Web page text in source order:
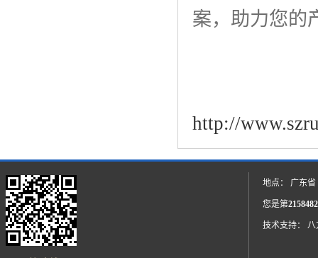
案，助力您的
http://
地点： 广东
您是第
技术支持： 八